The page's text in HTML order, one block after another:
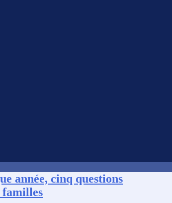
année, cinq questions
familles